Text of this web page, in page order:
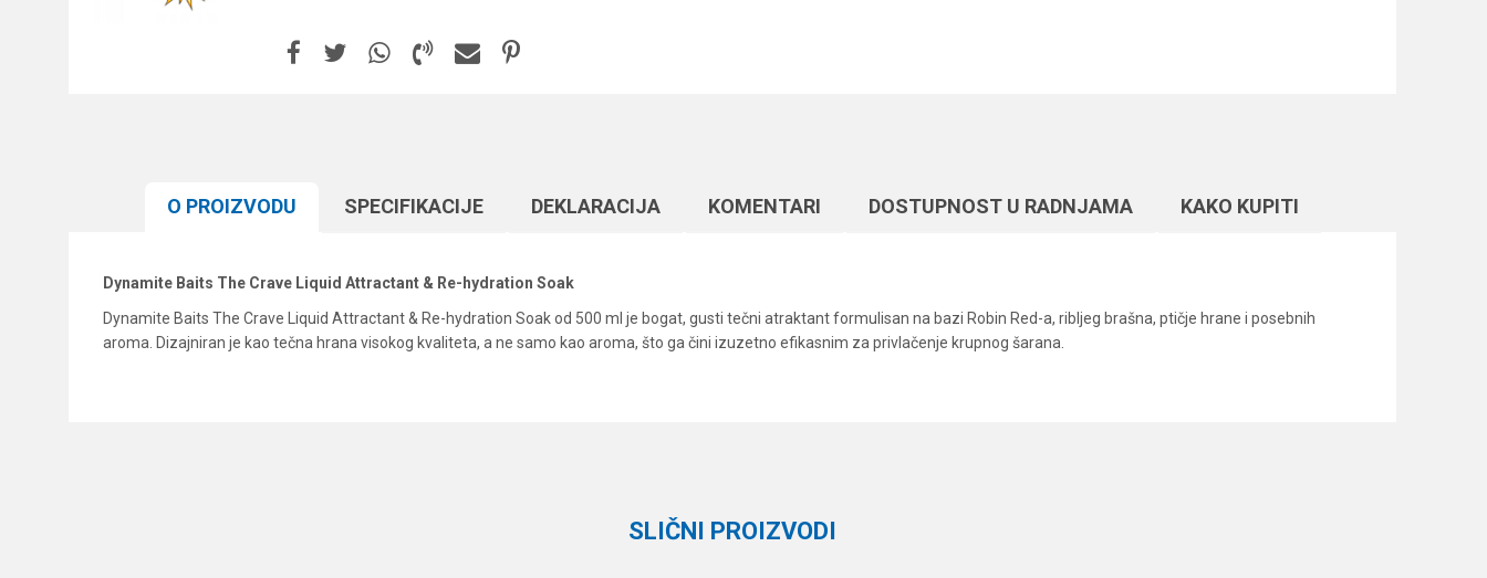
O PROIZVODU SPECIFIKACIJЕ DEKLARACIJA KOMENTARI DOSTUPNOST U RADNJAMA KAKO KUPITI
Dynamite Baits The Crave Liquid Attractant & Re-hydration Soak
Dynamite Baits The Crave Liquid Attractant & Re-hydration Soak od 500 ml je bogat, gusti tečni atraktant formulisan na bazi Robin Red-a, ribljeg brašna, ptičje hrane i posebnih
aroma. Dizajniran je kao tečna hrana visokog kvaliteta, a ne samo kao aroma, što ga čini izuzetno efikasnim za privlačenje krupnog šarana.
SLIČNI PROIZVODI